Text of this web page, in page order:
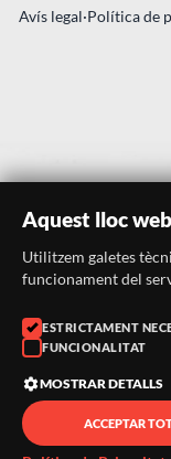
Avís legal·Política de
Correu:
© 2026 ·
Aquest lloc
Utilitzem galetes
funcionament del
ESTRICTAMENT
FUNCIONALITAT
MOSTRAR DETALLS
ACCEPTAR